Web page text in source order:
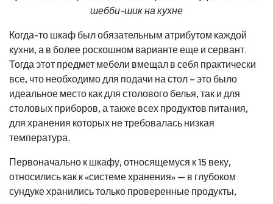
шебби-шик на кухне
Когда-то шкаф был обязательным атрибутом каждой
кухни, а в более роскошном варианте еще и сервант.
Тогда этот предмет мебели вмещал в себя практически
все, что необходимо для подачи на стол – это было
идеальное место как для столового белья, так и для
столовых приборов, а также всех продуктов питания,
для хранения которых не требовалась низкая
температура.
Первоначально к шкафу, относящемуся к 15 веку,
относились как к «системе хранения» — в глубоком
сундуке хранились только проверенные продукты,